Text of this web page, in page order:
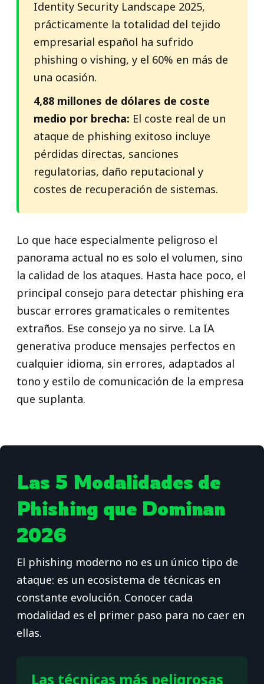
Identity Security Landscape 2025,
prácticamente la totalidad del tejido
empresarial español ha sufrido
phishing o vishing, y el 60% en más de
una ocasión.
4,88 millones de dólares de coste
medio por brecha: El coste real de un
ataque de phishing exitoso incluye
pérdidas directas, sanciones
regulatorias, daño reputacional y
costes de recuperación de sistemas.
Lo que hace especialmente peligroso el
panorama actual no es solo el volumen, sino
la calidad de los ataques. Hasta hace poco, el
principal consejo para detectar phishing era
buscar errores gramaticales o remitentes
extraños. Ese consejo ya no sirve. La IA
generativa produce mensajes perfectos en
cualquier idioma, sin errores, adaptados al
tono y estilo de comunicación de la empresa
que suplanta.
Las 5 Modalidades de
Phishing que Dominan
2026
El phishing moderno no es un único tipo de
ataque: es un ecosistema de técnicas en
constante evolución. Conocer cada
modalidad es el primer paso para no caer en
ellas.
Las técnicas más peligrosas